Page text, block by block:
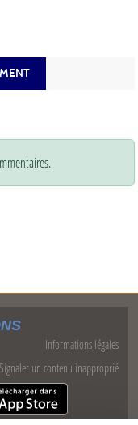
Informations légales
Signaler un contenu inapproprié